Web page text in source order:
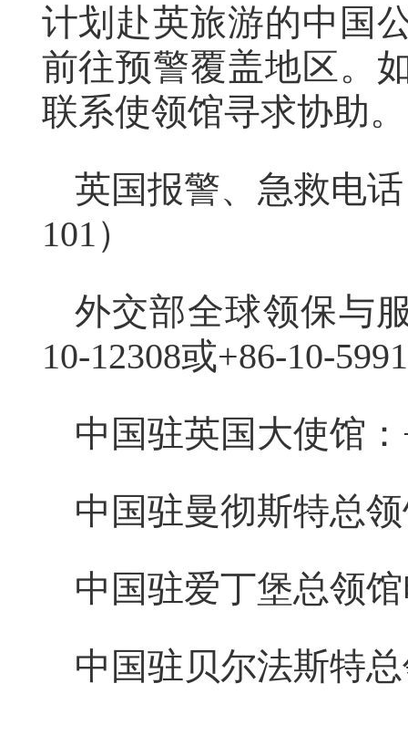
计划赴英旅游的中国
前往预警覆盖地区。
联系使领馆寻求协助。
英国报警、急救电
101）
外交部全球领保与
10-12308或+86-10-
中国驻英国大使馆：
中国驻曼彻斯特总领
中国驻爱丁堡总领馆
中国驻贝尔法斯特